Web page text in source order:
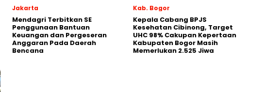
Jakarta
Mendagri Terbitkan SE
Penggunaan Bantuan
Keuangan dan Pergeseran
Anggaran Pada Daerah
Bencana
Kab. Bogor
Kepala Cabang BPJS
Kesehatan Cibinong, Target
UHC 98% Cakupan Kepertaan
Kabupaten Bogor Masih
Memerlukan 2.525 Jiwa